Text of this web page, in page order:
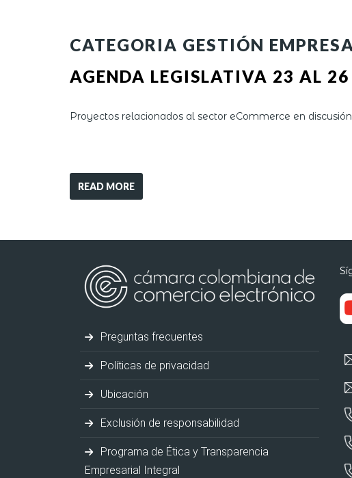
CATEGORIA GESTIÓN
AGENDA LEGISLATIVA 23 AL
Proyectos relacionados al sector eCommerce en
READ MORE
Preguntas frecuentes
Políticas de privacidad
Ubicación
Exclusión de responsabilidad
Programa de Ética y Transparencia
Empresarial Integral